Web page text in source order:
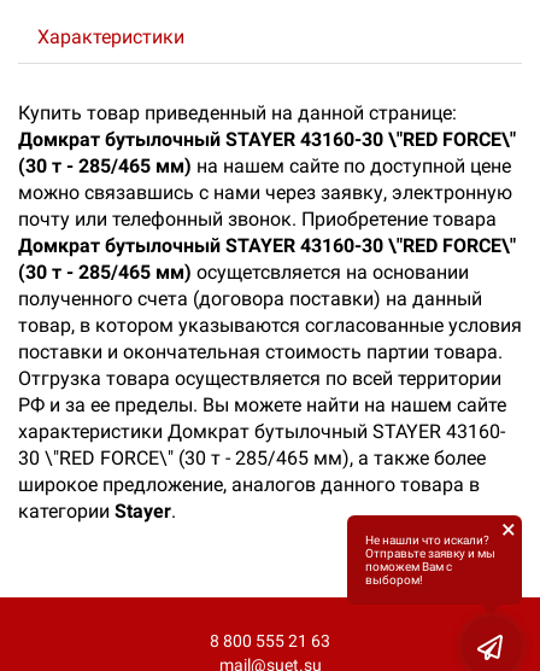
Характеристики
Купить товар приведенный на данной странице:
Домкрат бутылочный STAYER 43160-30 \"RED FORCE\"
(30 т - 285/465 мм) на нашем сайте по доступной цене
можно связавшись с нами через заявку, электронную
почту или телефонный звонок. Приобретение товара
Домкрат бутылочный STAYER 43160-30 \"RED FORCE\"
(30 т - 285/465 мм) осущетсвляется на основании
полученного счета (договора поставки) на данный
товар, в котором указываются согласованные условия
поставки и окончательная стоимость партии товара.
Отгрузка товара осуществляется по всей территории
РФ и за ее пределы. Вы можете найти на нашем сайте
характеристики Домкрат бутылочный STAYER 43160-
30 \"RED FORCE\" (30 т - 285/465 мм), а также более
широкое предложение, аналогов данного товара в
категории Stayer.
8 800 555 21 63
mail@suet.su
Не нашли что искали?
Отправьте заявку и мы
поможем Вам с
выбором!
×